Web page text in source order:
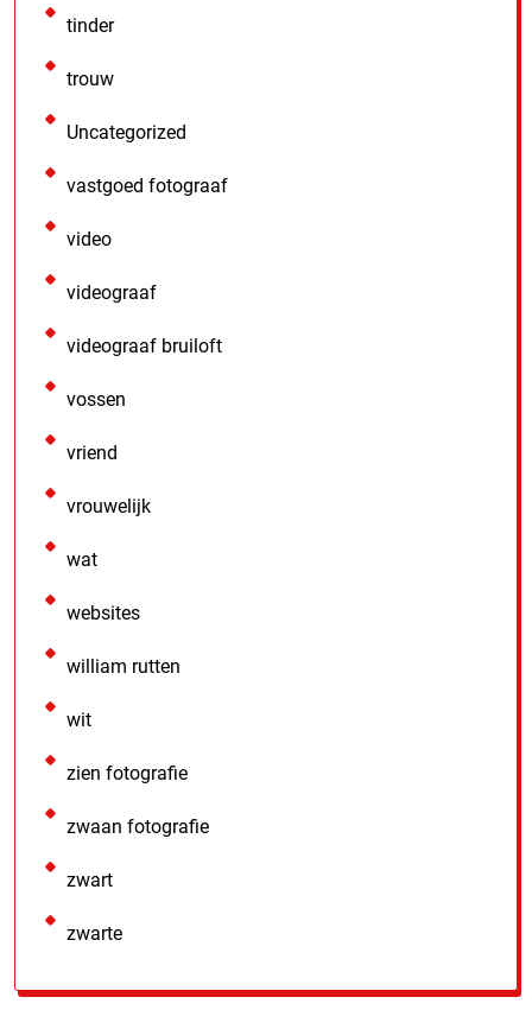
tinder
trouw
Uncategorized
vastgoed fotograaf
video
videograaf
videograaf bruiloft
vossen
vriend
vrouwelijk
wat
websites
william rutten
wit
zien fotografie
zwaan fotografie
zwart
zwarte